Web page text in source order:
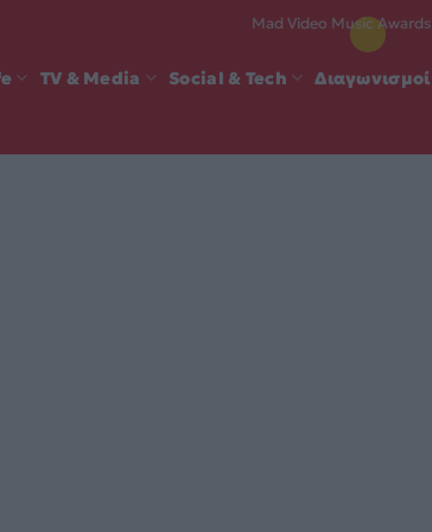
Mad Video Music Awards
TV & Media Social & Tech Διαγωνισμοί